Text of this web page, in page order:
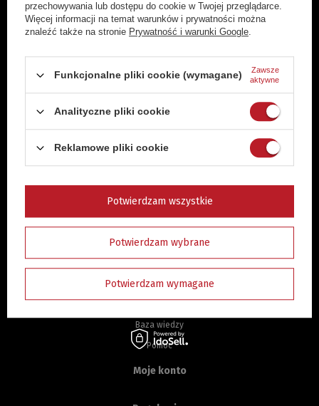
Kontakt
Zwroty i Reklamacje
Zakupy na raty imoje
Baza wiedzy
Pomoc
Moje konto
Newsletter
Wypisz się
Wyrażam zgodę na przetwarzanie danych osobowych w celach realizacji usługi
newsletter opisanej wpolityce prywatności
przechowywania lub dostępu do cookie w Twojej przeglądarce.
Więcej informacji na temat warunków i prywatności można
znaleźć także na stronie Prywatność i warunki Google.
Funkcjonalne pliki cookie (wymagane)
Zawsze
aktywne
Analityczne pliki cookie
Reklamowe pliki cookie
Potwierdzam wybrane
Potwierdzam wymagane
Potwierdzam wszystkie